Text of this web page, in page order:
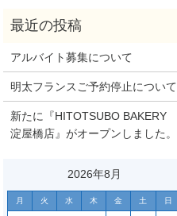
アルバイト募集について
明太フランスご予約停止について
新たに『HITOTSUBO BAKERY
淀屋橋店』がオープンしました。
2026年8月
月 火 水 木 金 土 日